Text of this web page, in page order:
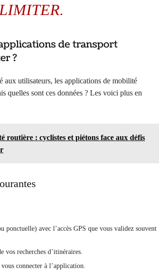
LIMITER.
de transport
?
aux utilisateurs, les applications de mobilité
quelles sont ces données ? Les voici plus en
routière : cyclistes et piétons face aux défis
ponctuelle) avec l’accès GPS que vous validez souvent
vos recherches d’itinéraires.
connecter à l’application.